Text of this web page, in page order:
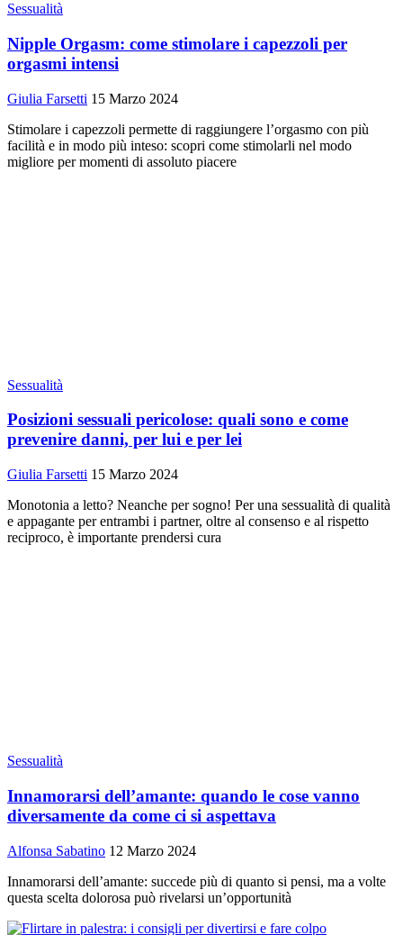
Sessualità
Nipple Orgasm: come stimolare i capezzoli per
orgasmi intensi
Giulia Farsetti 15 Marzo 2024
Stimolare i capezzoli permette di raggiungere l’orgasmo con più
facilità e in modo più inteso: scopri come stimolarli nel modo
migliore per momenti di assoluto piacere
Sessualità
Posizioni sessuali pericolose: quali sono e come
prevenire danni, per lui e per lei
Giulia Farsetti 15 Marzo 2024
Monotonia a letto? Neanche per sogno! Per una sessualità di qualità
e appagante per entrambi i partner, oltre al consenso e al rispetto
reciproco, è importante prendersi cura
Sessualità
Innamorarsi dell’amante: quando le cose vanno
diversamente da come ci si aspettava
Alfonsa Sabatino 12 Marzo 2024
Innamorarsi dell’amante: succede più di quanto si pensi, ma a volte
questa scelta dolorosa può rivelarsi un’opportunità